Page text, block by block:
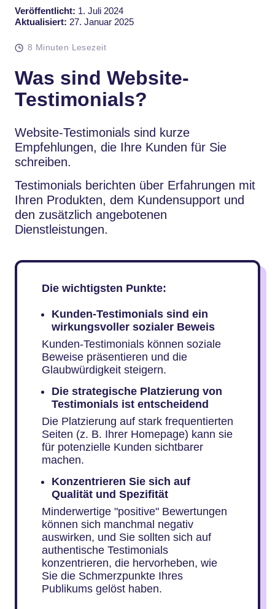
Veröffentlicht: 1. Juli 2024
Aktualisiert: 27. Januar 2025
8 Minuten Lesezeit
Was sind Website-
Testimonials?
Website-Testimonials sind kurze
Empfehlungen, die Ihre Kunden für Sie
schreiben.
Testimonials berichten über Erfahrungen mit
Ihren Produkten, dem Kundensupport und
den zusätzlich angebotenen
Dienstleistungen.
Die wichtigsten Punkte:
Kunden-Testimonials sind ein
wirkungsvoller sozialer Beweis
Kunden-Testimonials können soziale
Beweise präsentieren und die
Glaubwürdigkeit steigern.
Die strategische Platzierung von
Testimonials ist entscheidend
Die Platzierung auf stark frequentierten
Seiten (z. B. Ihrer Homepage) kann sie
für potenzielle Kunden sichtbarer
machen.
Konzentrieren Sie sich auf
Qualität und Spezifität
Minderwertige "positive" Bewertungen
können sich manchmal negativ
auswirken, und Sie sollten sich auf
authentische Testimonials
konzentrieren, die hervorheben, wie
Sie die Schmerzpunkte Ihres
Publikums gelöst haben.